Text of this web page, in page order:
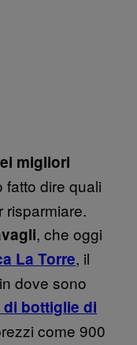
migliori
fatto dire quali
risparmiare.
, che oggi
La Torre, il
dove sono
bottiglie di
come 900